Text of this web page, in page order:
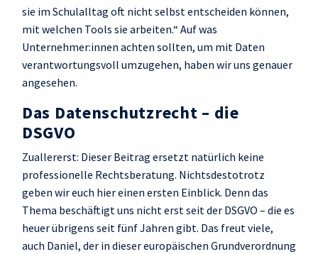
sie im Schulalltag oft nicht selbst entscheiden können,
mit welchen Tools sie arbeiten.“ Auf was
Unternehmer:innen achten sollten, um mit Daten
verantwortungsvoll umzugehen, haben wir uns genauer
angesehen.
Das Datenschutzrecht – die
DSGVO
Zuallererst: Dieser Beitrag ersetzt natürlich keine
professionelle Rechtsberatung. Nichtsdestotrotz
geben wir euch hier einen ersten Einblick. Denn das
Thema beschäftigt uns nicht erst seit der DSGVO – die es
heuer übrigens seit fünf Jahren gibt. Das freut viele,
auch Daniel, der in dieser europäischen Grundverordnung